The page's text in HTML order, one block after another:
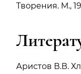
Творения. М.,
Аристов В.В.